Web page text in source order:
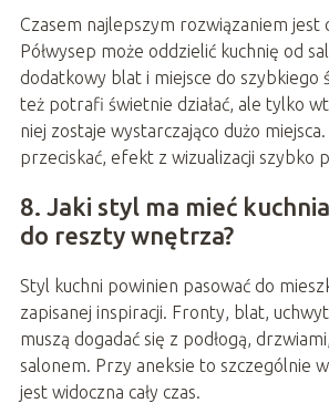
Czasem najlepszym rozwiązaniem jest
Półwysep może oddzielić kuchnię od
dodatkowy blat i miejsce do szybkiego
też potrafi świetnie działać, ale tylko
niej zostaje wystarczająco dużo
przeciskać, efekt z wizualizacji szybko
8. Jaki styl ma mieć
do reszty wnętrza?
Styl kuchni powinien pasować do
zapisanej inspiracji. Fronty, blat,
muszą dogadać się z podłogą,
salonem. Przy aneksie to szczególnie
jest widoczna cały czas.